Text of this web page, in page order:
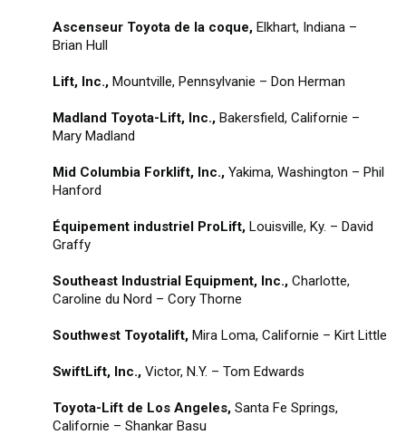
Ascenseur Toyota de la coque, Elkhart, Indiana –
Brian Hull
Lift, Inc., Mountville, Pennsylvanie – Don Herman
Madland Toyota-Lift, Inc., Bakersfield, Californie –
Mary Madland
Mid Columbia Forklift, Inc., Yakima, Washington – Phil
Hanford
Équipement industriel ProLift, Louisville, Ky. – David
Graffy
Southeast Industrial Equipment, Inc., Charlotte,
Caroline du Nord – Cory Thorne
Southwest Toyotalift, Mira Loma, Californie – Kirt Little
SwiftLift, Inc., Victor, N.Y. – Tom Edwards
Toyota-Lift de Los Angeles, Santa Fe Springs,
Californie – Shankar Basu